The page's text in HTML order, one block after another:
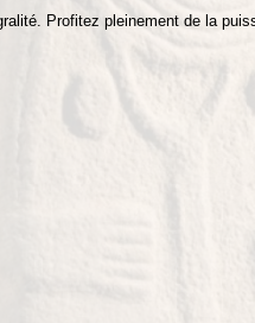
Profitez pleinement de la